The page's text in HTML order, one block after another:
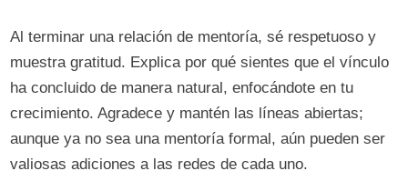
Al terminar una relación de mentoría, sé respetuoso y
muestra gratitud. Explica por qué sientes que el vínculo
ha concluido de manera natural, enfocándote en tu
crecimiento. Agradece y mantén las líneas abiertas;
aunque ya no sea una mentoría formal, aún pueden ser
valiosas adiciones a las redes de cada uno.